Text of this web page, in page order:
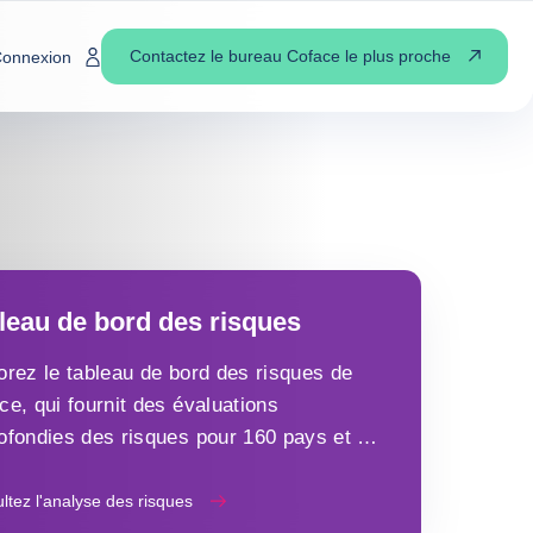
Contactez le bureau Coface le plus proche
de bord des risques
le tableau de bord des risques de
qui fournit des évaluations
des risques pour 160 pays et 13
décisions.
l'analyse des risques